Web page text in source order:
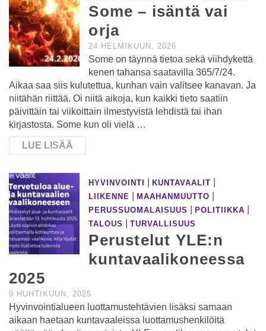
Some – isäntä vai
orja
24 HELMIKUUN, 2026
Some on täynnä tietoa sekä viihdykettä
kenen tahansa saatavilla 365/7/24.
Aikaa saa siis kulutettua, kunhan vain valitsee kanavan. Ja
niitähän riittää. Oi niitä aikoja, kun kaikki tieto saatiin
päivittäin tai viikoittain ilmestyvistä lehdistä tai ihan
kirjastosta. Some kun oli vielä …
LUE LISÄÄ
HYVINVOINTI |KUNTAVAALIT
LIIKENNE |MAAHANMUUTTO
PERUSSUOMALAISUUS |POLITIIKKA
TALOUS |TURVALLISUUS
Perustelut YLE:n
kuntavaalikoneessa
2025
9 HUHTIKUUN, 2025
Hyvinvointialueen luottamustehtävien lisäksi samaan
aikaan haetaan kuntavaaleissa luottamushenkilöitä